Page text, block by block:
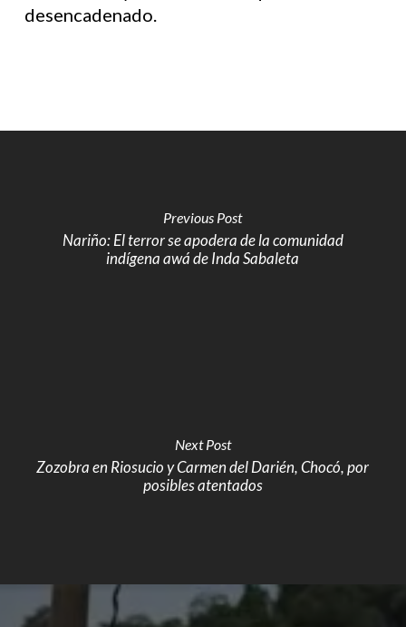
desencadenado.
Previous Post
Nariño: El terror se apodera de la comunidad
indígena awá de Inda Sabaleta
Next Post
Zozobra en Riosucio y Carmen del Darién, Chocó, por
posibles atentados